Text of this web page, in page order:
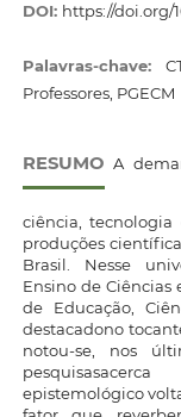
DOI: https://doi.org/
Palavras-chave:
Professores, PGECM
RESUMO A
ciência, tecnologia
produções
Brasil. Nesse
Ensino de Ciências
de Educação,
destacadono
notou-se, nos
epistemológico